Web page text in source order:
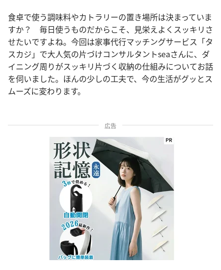
食卓で使う調味料やカトラリーの置き場所は決まっていま
すか？ 毎日使うものだからこそ、見栄えよくスッキリさ
せたいですよね。今回は家事代行マッチングサービス「タ
スカジ」で大人気の片づけコンサルタントseaさんに、ダ
イニング周りがスッキリ片づく収納の仕組みについてお話
を伺いました。ほんの少しの工夫で、今の生活がグッとス
ムーズに変わります。
広告